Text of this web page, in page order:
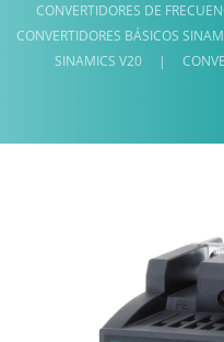
CONVERTIDORES DE
CONVERTIDORES BÁSICOS
SINAMICS V20
|